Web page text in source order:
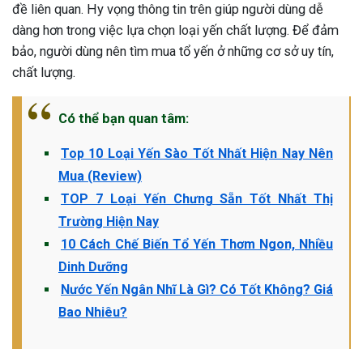
đề liên quan. Hy vọng thông tin trên giúp người dùng dễ
dàng hơn trong việc lựa chọn loại yến chất lượng. Để đảm
bảo, người dùng nên tìm mua tổ yến ở những cơ sở uy tín,
chất lượng.
Có thể bạn quan tâm:
Top 10 Loại Yến Sào Tốt Nhất Hiện Nay Nên
Mua (Review)
TOP 7 Loại Yến Chưng Sẵn Tốt Nhất Thị
Trường Hiện Nay
10 Cách Chế Biến Tổ Yến Thơm Ngon, Nhiều
Dinh Dưỡng
Nước Yến Ngân Nhĩ Là Gì? Có Tốt Không? Giá
Bao Nhiêu?